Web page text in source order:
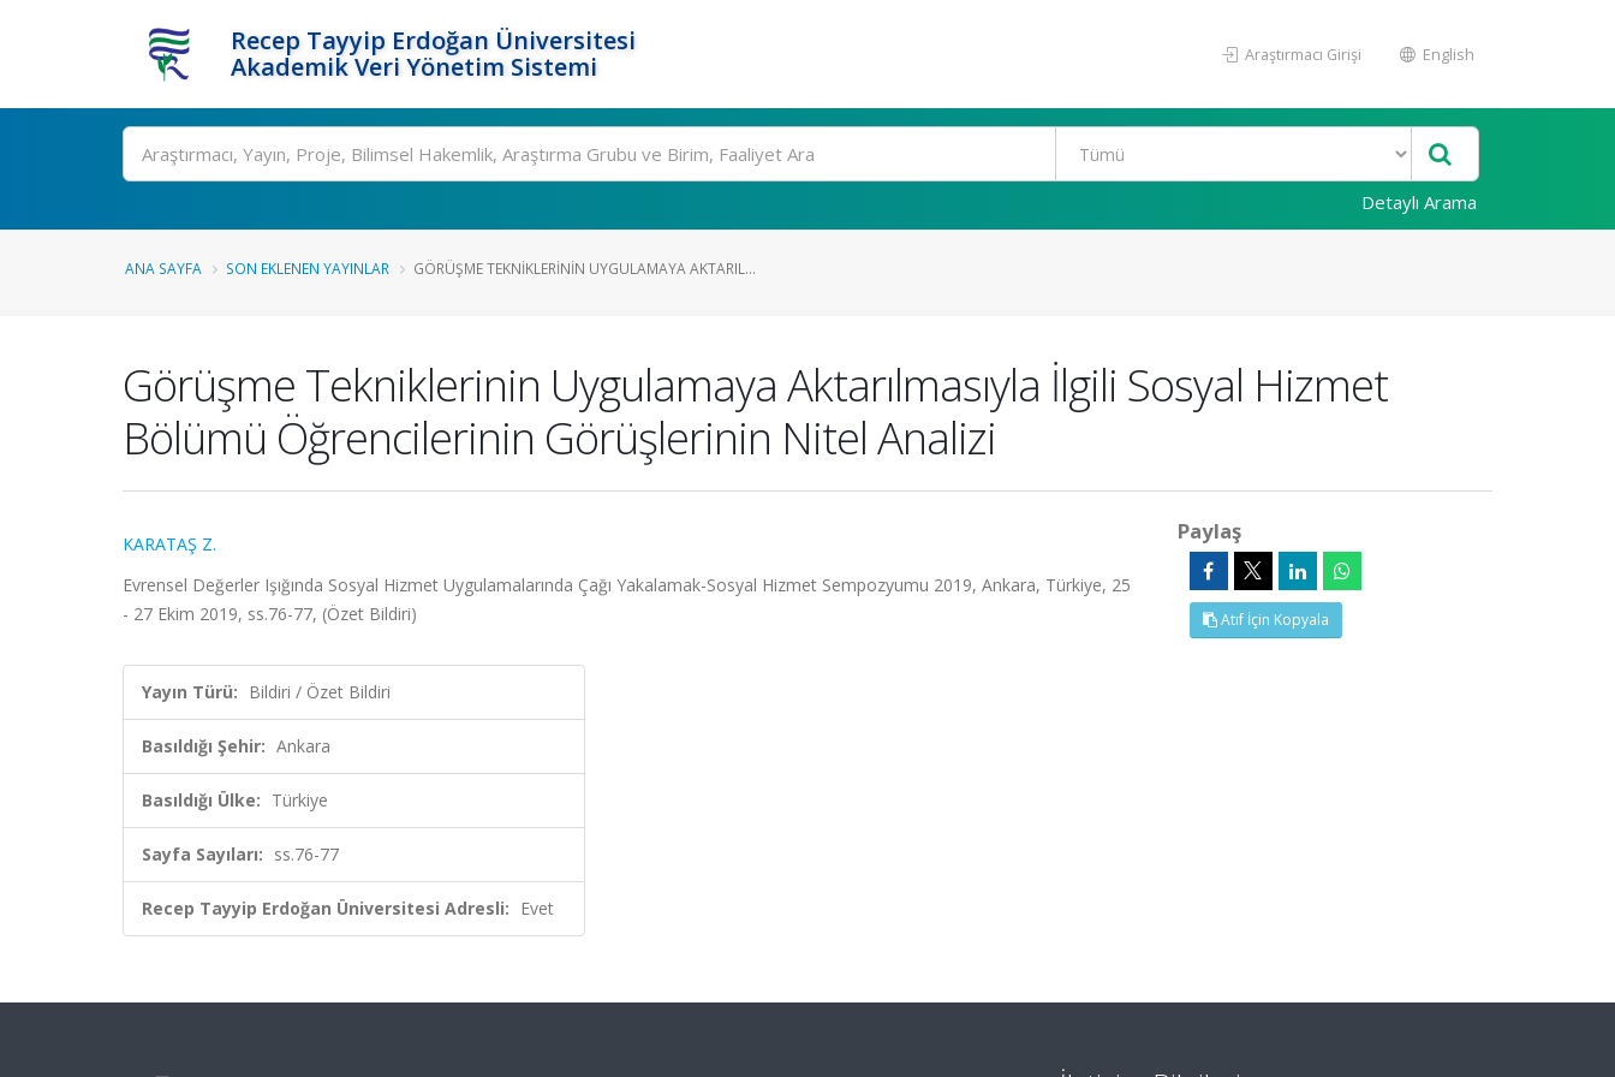
Recep Tayyip Erdoğan Üniversitesi
Akademik Veri Yönetim Sistemi
Araştırmacı Girişi English
Ara
Detaylı Arama
ANA SAYFA SON EKLENEN YAYINLAR GÖRÜŞME TEKNIKLERININ UYGULAMAYA AKTARIL...
Görüşme Tekniklerinin Uygulamaya Aktarılmasıyla İlgili Sosyal Hizmet
Bölümü Öğrencilerinin Görüşlerinin Nitel Analizi
KARATAŞ Z.
Evrensel Değerler Işığında Sosyal Hizmet Uygulamalarında Çağı Yakalamak-Sosyal Hizmet Sempozyumu 2019, Ankara, Türkiye, 25
- 27 Ekim 2019, ss.76-77, (Özet Bildiri)
Yayın Türü: Bildiri / Özet Bildiri
Basıldığı Şehir: Ankara
Basıldığı Ülke: Türkiye
Sayfa Sayıları: ss.76-77
Recep Tayyip Erdoğan Üniversitesi Adresli: Evet
Paylaş
Atıf İçin Kopyala